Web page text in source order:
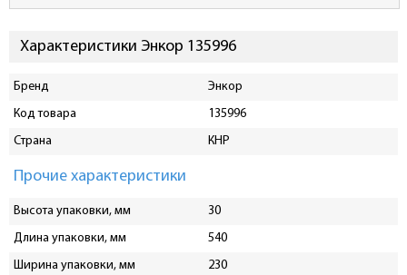
Характеристики Энкор 135996
Бренд
Энкор
Код товара
135996
Страна
КНР
Прочие характеристики
Высота упаковки, мм
30
Длина упаковки, мм
540
Ширина упаковки, мм
230